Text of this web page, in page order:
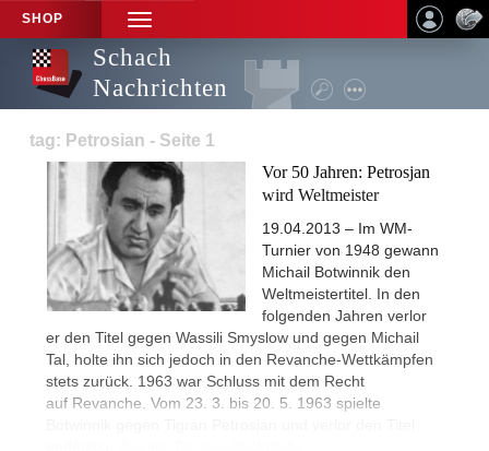
SHOP
TOGGLE
NAVIGATION
Schach
Nachrichten
tag: Petrosian - Seite 1
Vor 50 Jahren: Petrosjan
wird Weltmeister
19.04.2013 – Im WM-
Turnier von 1948 gewann
Michail Botwinnik den
Weltmeistertitel. In den
folgenden Jahren verlor
er den Titel gegen Wassili Smyslow und gegen Michail
Tal, holte ihn sich jedoch in den Revanche-Wettkämpfen
stets zurück. 1963 war Schluss mit dem Recht
auf Revanche. Vom 23. 3. bis 20. 5. 1963 spielte